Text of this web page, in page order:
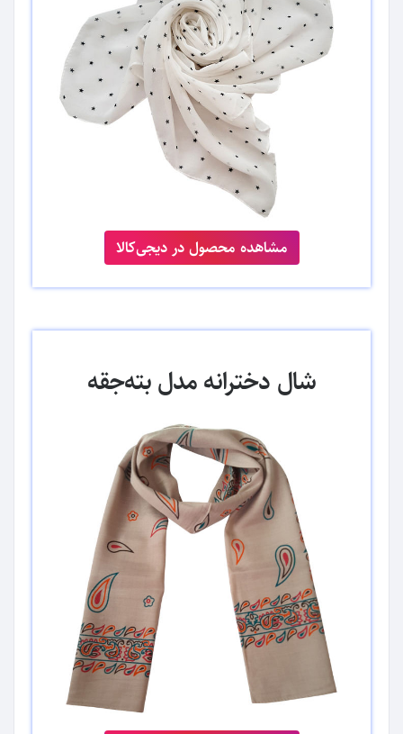
شال دخترانه مدل بته‌جقه
مشاهده محصول در دیجی‌کالا